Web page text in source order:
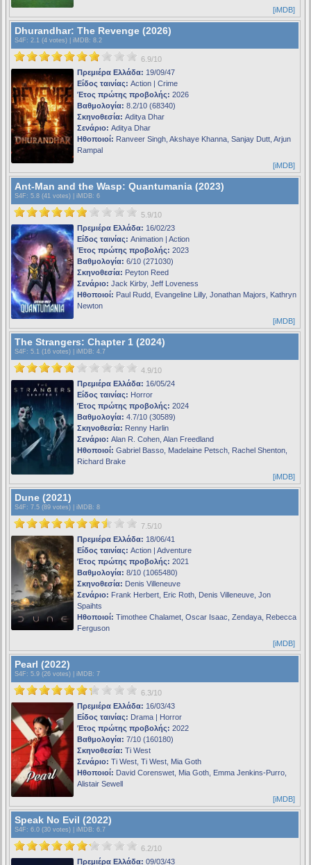
[iMDB]
Dhurandhar: The Revenge (2026)
S4F : 2.1 (4 votes) | iMDB: 8.2
6.9/10
Πρεμιέρα Ελλάδα: 19/09/47
Είδος ταινίας: Action | Crime
Έτος πρώτης προβολής: 2026
Βαθμολογία: 8.2/10 (68340)
Σκηνοθεσία: Aditya Dhar
Σενάριο: Aditya Dhar
Ηθοποιοί: Ranveer Singh, Akshaye Khanna, Sanjay Dutt, Arjun
Rampal
[iMDB]
Ant-Man and the Wasp: Quantumania (2023)
S4F : 5.8 (41 votes) | iMDB: 6
5.9/10
Πρεμιέρα Ελλάδα: 16/02/23
Είδος ταινίας: Animation | Action
Έτος πρώτης προβολής: 2023
Βαθμολογία: 6/10 (271030)
Σκηνοθεσία: Peyton Reed
Σενάριο: Jack Kirby, Jeff Loveness
Ηθοποιοί: Paul Rudd, Evangeline Lilly, Jonathan Majors, Kathryn
Newton
[iMDB]
The Strangers: Chapter 1 (2024)
S4F : 5.1 (16 votes) | iMDB: 4.7
4.9/10
Πρεμιέρα Ελλάδα: 16/05/24
Είδος ταινίας: Horror
Έτος πρώτης προβολής: 2024
Βαθμολογία: 4.7/10 (30589)
Σκηνοθεσία: Renny Harlin
Σενάριο: Alan R. Cohen, Alan Freedland
Ηθοποιοί: Gabriel Basso, Madelaine Petsch, Rachel Shenton,
Richard Brake
[iMDB]
Dune (2021)
S4F : 7.5 (89 votes) | iMDB: 8
7.5/10
Πρεμιέρα Ελλάδα: 18/06/41
Είδος ταινίας: Action | Adventure
Έτος πρώτης προβολής: 2021
Βαθμολογία: 8/10 (1065480)
Σκηνοθεσία: Denis Villeneuve
Σενάριο: Frank Herbert, Eric Roth, Denis Villeneuve, Jon
Spaihts
Ηθοποιοί: Timothee Chalamet, Oscar Isaac, Zendaya, Rebecca
Ferguson
[iMDB]
Pearl (2022)
S4F : 5.9 (26 votes) | iMDB: 7
6.3/10
Πρεμιέρα Ελλάδα: 16/03/43
Είδος ταινίας: Drama | Horror
Έτος πρώτης προβολής: 2022
Βαθμολογία: 7/10 (160180)
Σκηνοθεσία: Ti West
Σενάριο: Ti West, Ti West, Mia Goth
Ηθοποιοί: David Corenswet, Mia Goth, Emma Jenkins-Purro,
Alistair Sewell
[iMDB]
Speak No Evil (2022)
S4F : 6.0 (30 votes) | iMDB: 6.7
6.2/10
Πρεμιέρα Ελλάδα: 09/03/43